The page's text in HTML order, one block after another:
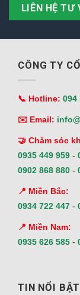
LIÊN HỆ TƯ
CÔNG TY
📞 Hotline: 094
✉️ Email:
🤝 Chăm sóc
0935 449 959 -
0902 868 880 -
📍 Miền Bắc:
0934 722 447 -
📍 Miền Nam:
0935 626 585 -
TIN NỔI BẬT